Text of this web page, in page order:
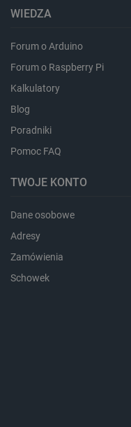
WIEDZA
Forum o Arduino
Forum o Raspberry Pi
Kalkulatory
Blog
Poradniki
Pomoc FAQ
TWOJE KONTO
Dane osobowe
Adresy
Zamówienia
Schowek